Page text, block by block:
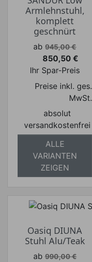
Armlehnstuhl,
komplett
geschnürt
Verkaufspreis
ab 945,00 €
Preis
850,50 €
Ihr Spar-Preis
Preise inkl. ges.
MwSt.
absolut
versandkostenfrei
ALLE
VARIANTEN
ZEIGEN
Oasiq DIUNA
Stuhl Alu/Teak
Verkaufspreis
ab 990,00 €